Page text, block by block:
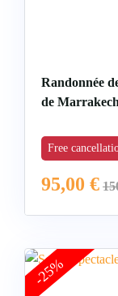
Randonnée
de Marrakech
Free
95,00 €
-25%